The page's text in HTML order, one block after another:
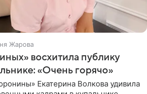
Жарова
восхитила публику
«Очень горячо»
Екатерина Волкова удивила